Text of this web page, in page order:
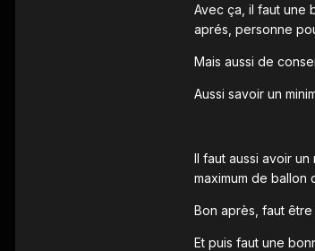
Avec ça, il faut une
aprés, personne
Mais aussi de
Aussi savoir un
Il faut aussi avoir
maximum de ballon
Bon après, faut
Et puis faut une